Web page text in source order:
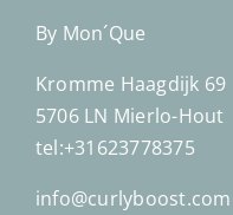
By Mon´Que
Kromme Haagdijk 69
5706 LN Mierlo-Hout
tel:+31623778375
info@curlyboost.com